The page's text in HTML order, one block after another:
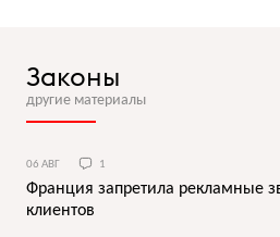
Законы
другие материалы
06 АВГ 1
Франция запретила рекламные
клиентов